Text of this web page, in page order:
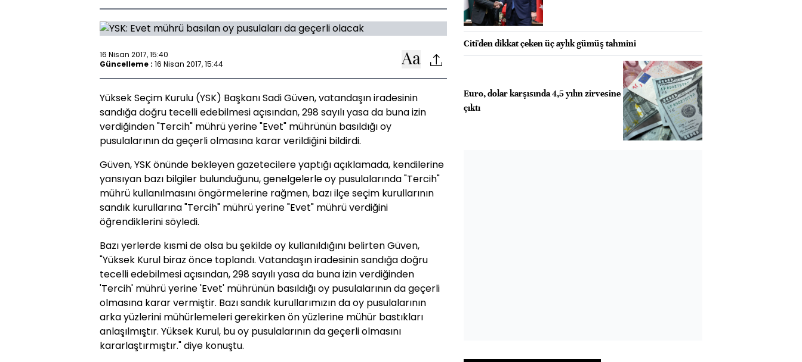
16 Nisan 2017, 15:40
Güncelleme : 16 Nisan 2017, 15:44
Yüksek Seçim Kurulu (YSK) Başkanı Sadi Güven, vatandaşın iradesinin
sandığa doğru tecelli edebilmesi açısından, 298 sayılı yasa da buna izin
verdiğinden "Tercih" mührü yerine "Evet" mührünün basıldığı oy
pusulalarının da geçerli olmasına karar verildiğini bildirdi.
Güven, YSK önünde bekleyen gazetecilere yaptığı açıklamada, kendilerine
yansıyan bazı bilgiler bulunduğunu, genelgelerle oy pusulalarında "Tercih"
mührü kullanılmasını öngörmelerine rağmen, bazı ilçe seçim kurullarının
sandık kurullarına "Tercih" mührü yerine "Evet" mührü verdiğini
öğrendiklerini söyledi.
Bazı yerlerde kısmi de olsa bu şekilde oy kullanıldığını belirten Güven,
"Yüksek Kurul biraz önce toplandı. Vatandaşın iradesinin sandığa doğru
tecelli edebilmesi açısından, 298 sayılı yasa da buna izin verdiğinden
'Tercih' mührü yerine 'Evet' mührünün basıldığı oy pusulalarının da geçerli
olmasına karar vermiştir. Bazı sandık kurullarımızın da oy pusulalarının
arka yüzlerini mühürlemeleri gerekirken ön yüzlerine mühür bastıkları
anlaşılmıştır. Yüksek Kurul, bu oy pusulalarının da geçerli olmasını
kararlaştırmıştır." diye konuştu.
Citi'den dikkat çeken üç aylık gümüş tahmini
Euro, dolar karşısında 4,5 yılın zirvesine
çıktı